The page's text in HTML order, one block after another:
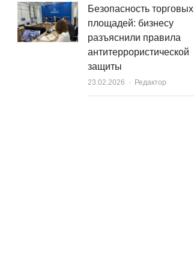
Безопасность торговых
площадей: бизнесу
разъяснили правила
антитеррористической
защиты
23.02.2026 Author
Редактор